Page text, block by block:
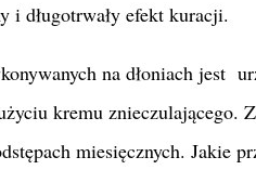
i długotrwały efekt kuracji.
na dłoniach jest
kremu znieczulającego.
miesięcznych. Jakie